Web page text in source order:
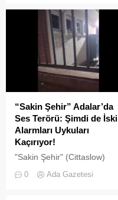
“Sakin Şehir” Adalar’da
Ses Terörü: Şimdi de İski
Alarmları Uykuları
Kaçırıyor!
"Sakin Şehir" (Cittaslow)
adayı olan İstanbul’un incisi
Adalar'da gürültü kirliliği
0 Ada Gazetesi